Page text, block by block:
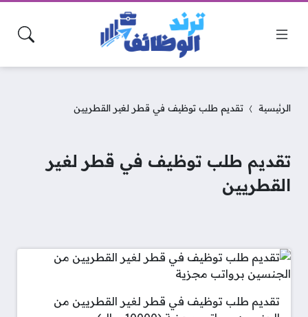
الرئيسية تقديم طلب توظيف في قطر لغير القطريين
تقديم طلب توظيف في قطر لغير
القطريين
تقديم طلب توظيف في قطر لغير القطريين من